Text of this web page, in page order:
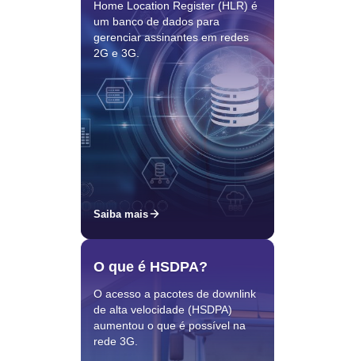
Home Location Register (HLR) é
um banco de dados para
gerenciar assinantes em redes
2G e 3G.
Saiba mais
O que é HSDPA?
O acesso a pacotes de downlink
de alta velocidade (HSDPA)
aumentou o que é possível na
rede 3G.